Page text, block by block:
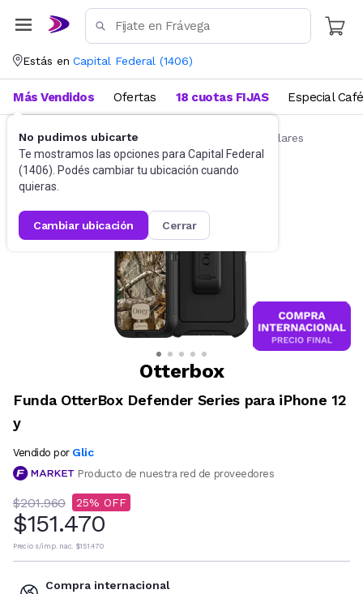
Estás en Capital Federal (1406)
No pudimos ubicarte
Te mostramos las opciones para Capital Federal
(1406). Podés cambiar tu ubicación cuando
quieras.
cambiar ubicación cerrar
Más Vendidos Ofertas 18 cuotas FIJAS Especial Café
Accesorios para Celulares Fundas para celulares
Otterbox
Funda OtterBox Defender Series para iPhone 12
y
Vendido por Glic
Producto de nuestra red de proveedores
$201.960 25
$151.470
Precio s/imp. nac. $151.470
Compra internacional